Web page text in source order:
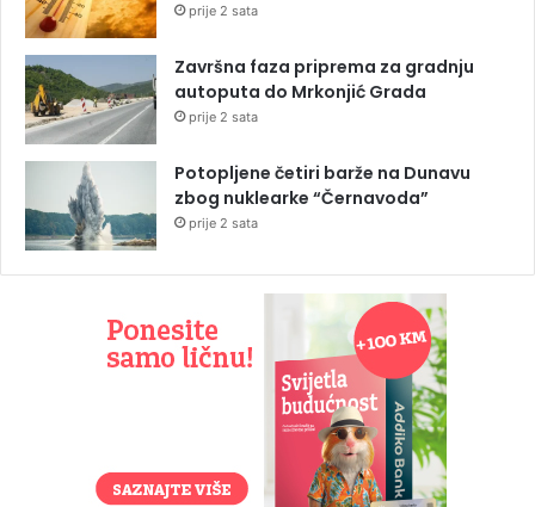
prije 2 sata
Završna faza priprema za gradnju
autoputa do Mrkonjić Grada
prije 2 sata
Potopljene četiri barže na Dunavu
zbog nuklearke “Černavoda”
prije 2 sata